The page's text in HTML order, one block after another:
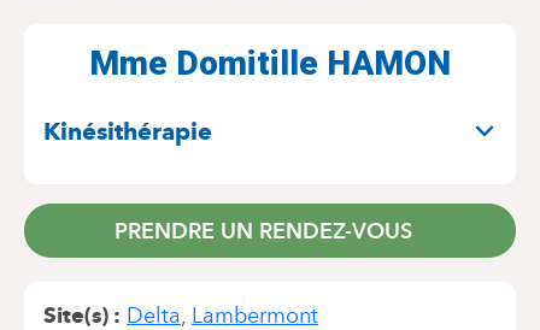
Mme Domitille HAMON
Kinésithérapie
PRENDRE UN RENDEZ-VOUS
Site(s) Delta Lambermont